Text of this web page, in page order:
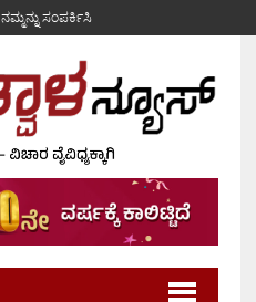
ನಮ್ಮನ್ನು ಸಂಪರ್ಕಿಸಿ